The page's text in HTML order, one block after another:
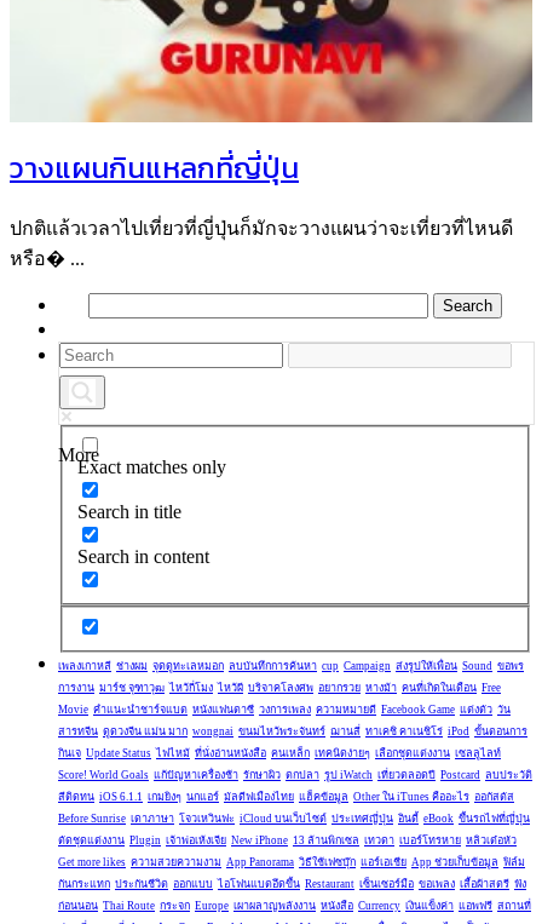
วางแผนกินแหลกที่ญี่ปุ่น
ปกติแล้วเวลาไปเที่ยวที่ญี่ปุ่นก็มักจะวางแผนว่าจะเที่ยวที่ไหนดี
หรือ� ...
More
Exact matches only
Search in title
Search in content
เพลงเกาหลี ช่างผม จุดดูทะเลหมอก ลบบันทึกการค้นหา cup Campaign ส่งรูปให้เพื่อน Sound ขอพร
การงาน มาร์ช จุฑาวุฒ ไหว้กี่โมง ไหว้ผี บริจาคโลงศพ อยากรวย หางม้า คนที่เกิดในเดือน Free
Movie คำแนะนำชาร์จแบต หนังแฟนตาซี วงการเพลง ความหมายดี Facebook Game แต่งตัว วัน
สารทจีน ดูดวงจีน แม่น มาก wongnai ขนมไหว้พระจันทร์ ฌานสี่ ทาเคชิ คาเนชิโร่ iPod ขั้นตอนการ
กินเจ Update Status ไฟไหม้ ที่นั่งอ่านหนังสือ ฅนเหล็ก เทคนิดง่ายๆ เลือกชุดแต่งงาน เซลลูไลท์
Score! World Goals แก้ปัญหาเครื่องช้า รักษาผิว ตกปลา รูป iWatch เที่ยวตลอดปี Postcard ลบประวัติ
สีติดทน iOS 6.1.1 เกมยิงๆ นกแอร์ มัลดีฟเมืองไทย แฮ็คข้อมูล Other ใน iTunes คืออะไร ออกัสตัส
Before Sunrise เดาภาษา โจวเหวินฟะ iCloud บนเว็บไซต์ ประเทศญี่ปุ่น อินดี้ eBook ขึ้นรถไฟที่ญี่ปุ่น
ตัดชุดแต่งงาน Plugin เจ้าพ่อเห้งเจีย New iPhone 13 ล้านพิกเซล เทวดา เบอร์โทรหาย หลิวเต๋อหัว
Get more likes ความสวยความงาม App Panorama วิธีใช้เฟซบุ๊ก แอร์เอเชีย App ช่วยเก็บข้อมูล ฟิล์ม
กันกระแทก ประกันชีวิต ออกแบบ ไอโฟนแบตอึดขึ้น Restaurant เซ็นเซอร์มือ ขอเพลง เสื้อผ้าสตรี ฟัง
ก่อนนอน Thai Route กระจก Europe เผาผลาญพลังงาน หนังสือ Currency เงินแข็งค่า แอพฟรี สถานที่